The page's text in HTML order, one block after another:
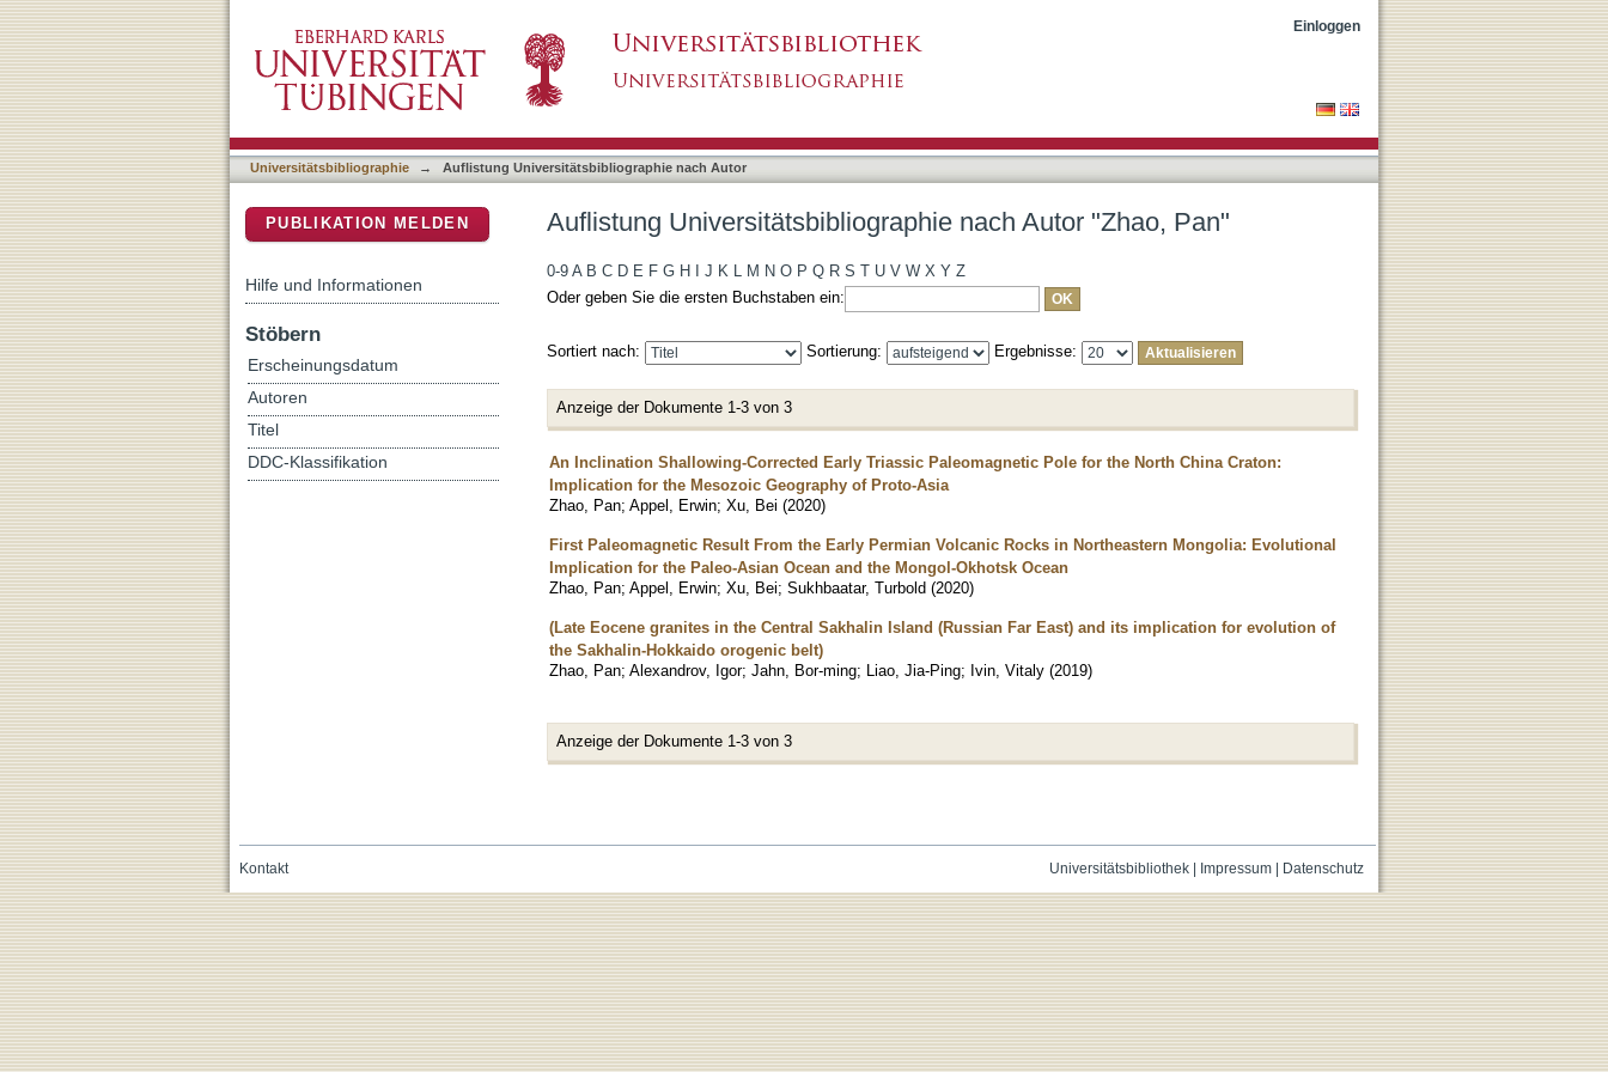
Einloggen
Universitätsbibliographie → Auflistung Universitätsbibliographie nach Autor
Auflistung Universitätsbibliographie nach Autor "Zhao, Pan"
0-9 A B C D E F G H J K L M N O P Q R S T U V W X Y Z
Oder geben Sie die ersten Buchstaben ein:
Sortiert nach: Sortierung: Ergebnisse:
Anzeige der Dokumente 1-3 von 3
An Inclination Shallowing-Corrected Early Triassic Paleomagnetic Pole for the North China Craton:
Implication for the Mesozoic Geography of Proto-Asia
Zhao, Pan; Appel, Erwin; Xu, Bei (2020)
First Paleomagnetic Result From the Early Permian Volcanic Rocks in Northeastern Mongolia: Evolutional
Implication for the Paleo-Asian Ocean and the Mongol-Okhotsk Ocean
Zhao, Pan; Appel, Erwin; Xu, Bei; Sukhbaatar, Turbold (2020)
(Late Eocene granites in the Central Sakhalin Island (Russian Far East) and its implication for evolution of
the Sakhalin-Hokkaido orogenic belt)
Zhao, Pan; Alexandrov, Igor; Jahn, Bor-ming; Liao, Jia-Ping; Ivin, Vitaly (2019)
Anzeige der Dokumente 1-3 von 3
PUBLIKATION MELDEN
Hilfe und Informationen
Stöbern
Erscheinungsdatum
Autoren
Titel
DDC-Klassifikation
Universitätsbibliothek| Impressum| Datenschutz
Kontakt